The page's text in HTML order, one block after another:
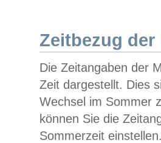
Zeitbezug der
Die Zeitangaben der
Zeit dargestellt. Dies
Wechsel im Sommer
können Sie die
Sommerzeit